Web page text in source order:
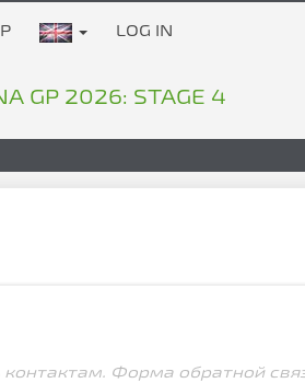
LOG IN
GP 2026: STAGE 4
Форма обратной